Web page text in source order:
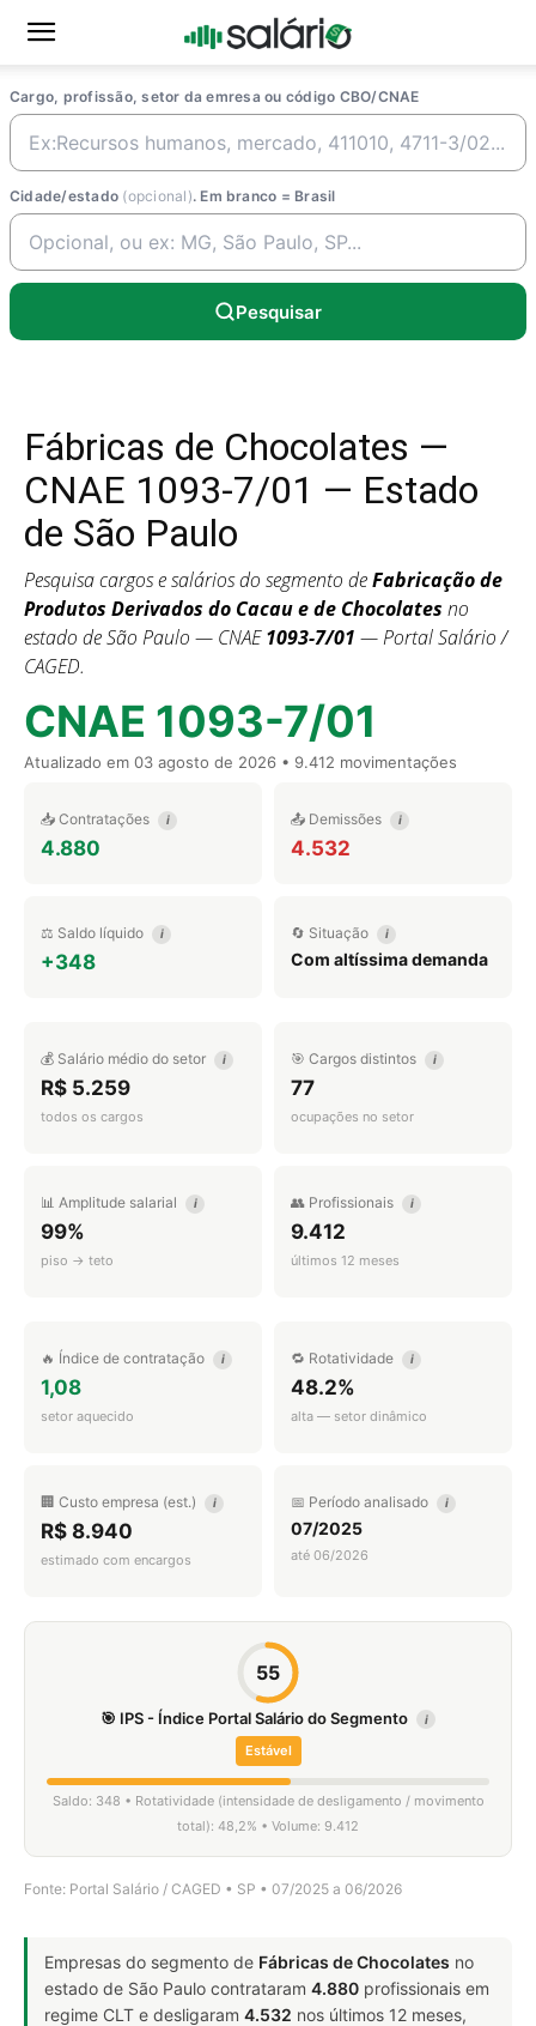
Cargo, profissão, setor da emresa ou código CBO/CNAE
Cidade/estado (opcional). Em branco = Brasil
Pesquisar
Fábricas de Chocolates —
CNAE 1093-7/01 — Estado
de São Paulo
Pesquisa cargos e salários do segmento deFabricação de
Produtos Derivados do Cacau e de Chocolates no
estado de São Paulo — CNAE1093-7/01 — Portal Salário /
CAGED.
CNAE 1093-7/01
Atualizado em 03 agosto de 2026 • 9.412 movimentações
📥 Contratações i
4.880
📤 Demissões i
4.532
⚖️ Saldo líquido i
+348
🔄 Situação i
Com altíssima demanda
💰 Salário médio do setor i
R$ 5.259
todos os cargos
🎯 Cargos distintos i
77
ocupações no setor
📊 Amplitude salarial i
99%
piso → teto
👥 Profissionais i
9.412
últimos 12 meses
🔥 Índice de contratação i
1,08
setor aquecido
🔁 Rotatividade i
48.2%
alta — setor dinâmico
🏢 Custo empresa (est.) i
R$ 8.940
estimado com encargos
📅 Período analisado i
07/2025
até 06/2026
55
🎯 IPS - Índice Portal Salário do Segmento i
Estável
Saldo: 348 • Rotatividade (intensidade de desligamento / movimento
total): 48,2% • Volume: 9.412
Fonte: Portal Salário / CAGED • SP • 07/2025 a 06/2026
Empresas do segmento de Fábricas de Chocolates no
estado de São Paulo contrataram 4.880 profissionais em
regime CLT e desligaram 4.532 nos últimos 12 meses,